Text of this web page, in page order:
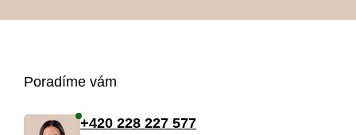
Poradíme vám
+420 228 227 577